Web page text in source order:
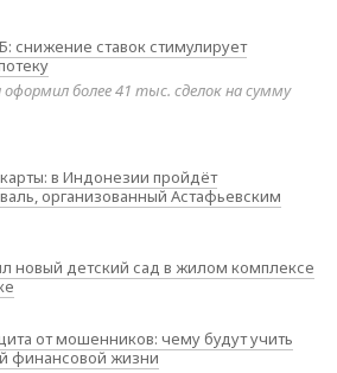
снижение ставок стимулирует
оформил более 41 тыс. сделок на сумму
в Индонезии пройдёт
организованный Астафьевским
новый детский сад в жилом комплексе
от мошенников: чему будут учить
финансовой жизни